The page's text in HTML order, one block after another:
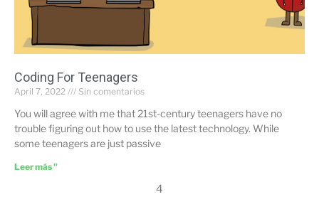
Coding For Teenagers
April 7, 2022 Sin comentarios
You will agree with me that 21st-century teenagers have no
trouble figuring out how to use the latest technology. While
some teenagers are just passive
Leer más "
4